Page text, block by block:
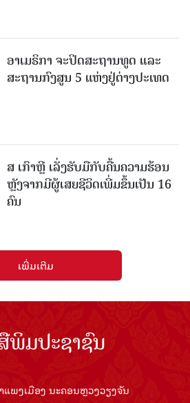
ອາເມຣິກາ ຈະປິດສະຖານທູດ ແ​ລະ
ສະຖານກົງສູນ 5 ແຫ່ງ​ຢູ່​ຕ່າງ​ປະ​ເທດ
ສ ເກົາຫຼີ ເລັ່ງຮັບມືກັບຄື້ນຄວາມຮ້ອນ
ຫຼັງຈາກມີຜູ້ເສຍຊີວິດເພີ່ມຂຶ້ນເປັນ 16
ຄົນ
ເພີ່ມເຕີມ
ມປະຊາຊົນ
ພງເມືອງ ນະຄອນຫຼວງວຽງຈັນ